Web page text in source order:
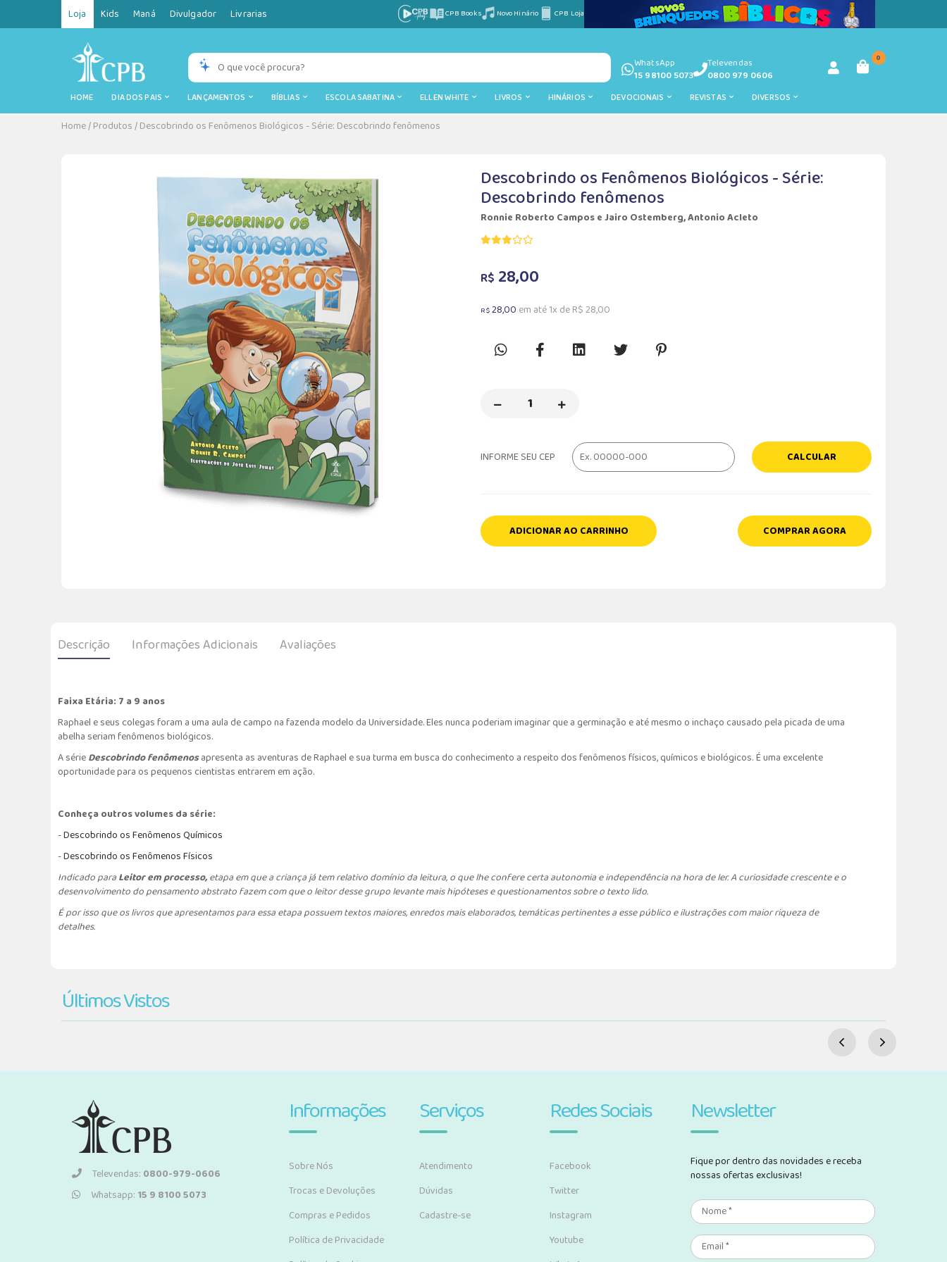
Loja Kids Maná Divulgador Livrarias CPB Books Novo Hinário CPB Loja
WhatsApp
15 98100 5073
Televendas
0800 979 0606
0
HOME DIA DOS PAIS LANÇAMENTOS BÍBLIAS ESCOLA SABATINA ELLEN WHITE LIVROS HINÁRIOS DEVOCIONAIS REVISTAS DIVERSOS
Home/Produtos/Descobrindo os Fenômenos Biológicos - Série: Descobrindo fenômenos
Descobrindo os Fenômenos Biológicos - Série:
Descobrindo fenômenos
Ronnie Roberto Campos e Jairo Ostemberg, Antonio Acleto
R$ 28,00
R$28,00 em até 1x de R$ 28,00
INFORME SEU CEP CALCULAR
ADICIONAR AO CARRINHO COMPRAR AGORA
Descrição Informações Adicionais Avaliações
Faixa Etária: 7 a 9 anos
Raphael e seus colegas foram a uma aula de campo na fazenda modelo da Universidade. Eles nunca poderiam imaginar que a germinação e até mesmo o inchaço causado pela picada de uma
abelha seriam fenômenos biológicos.
A sérieDescobrindo fenômenosapresenta as aventuras de Raphael e sua turma em busca do conhecimento a respeito dos fenômenos físicos, químicos e biológicos. É uma excelente
oportunidade para os pequenos cientistas entrarem em ação.
Conheça outros volumes da série:
-Descobrindo os Fenômenos Químicos
-Descobrindo os Fenômenos Físicos
Indicado paraLeitor em processo,etapa em que a criança já tem relativo domínio da leitura, o que lhe confere certa autonomia e independência na hora de ler. A curiosidade crescente e o
desenvolvimento do pensamento abstrato fazem com que o leitor desse grupo levante mais hipóteses e questionamentos sobre o texto lido.
É por isso que os livros que apresentamos para essa etapa possuem textos maiores, enredos mais elaborados, temáticas pertinentes a esse público e ilustrações com maior riqueza de
detalhes.
Últimos Vistos
Televendas: 0800-979-0606
Whatsapp: 15 9 8100 5073
Informações
Sobre Nós
Trocas e Devoluções
Compras e Pedidos
Política de Privacidade
Serviços
Atendimento
Dúvidas
Cadastre-se
Redes Sociais
Facebook
Twitter
Instagram
Youtube
Newsletter
Fique por dentro das novidades e receba
nossas ofertas exclusivas!